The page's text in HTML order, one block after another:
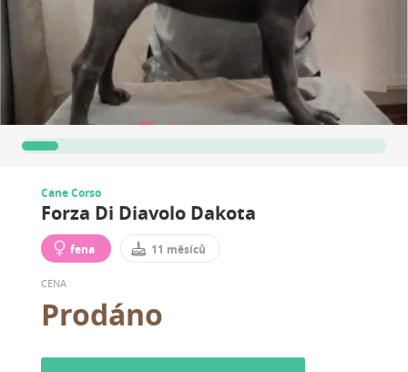
Cane Corso
Forza Di Diavolo Dakota
fena 11 měsíců
CENA
Prodáno